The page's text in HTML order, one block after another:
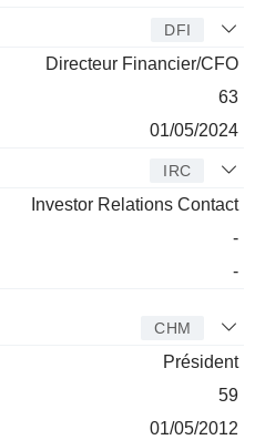
DFI
Directeur Financier/CFO
63
01/05/2024
IRC
Investor Relations Contact
-
-
CHM
Président
59
01/05/2012